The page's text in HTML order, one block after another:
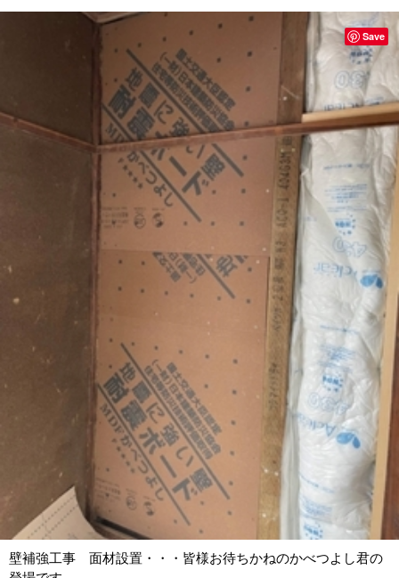
壁補強工事 面材設置・・・皆様お待ちかねのかべつよし君の
Save